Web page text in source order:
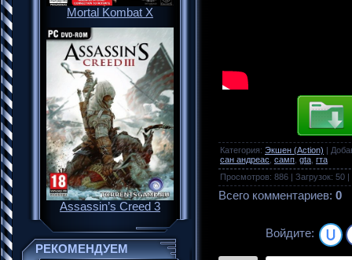
Mortal Kombat X
Assassin’s Creed 3
РЕКОМЕНДУЕМ
Категория: Экшен (Action)
сан андреас, самп, gta, гта
Просмотров: 886 Загрузок: 50
Всего комментариев: 0
Войдите: